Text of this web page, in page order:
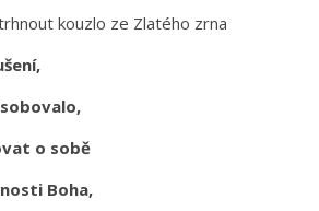
kouzlo ze Zlatého zrna
o sobě
Boha,